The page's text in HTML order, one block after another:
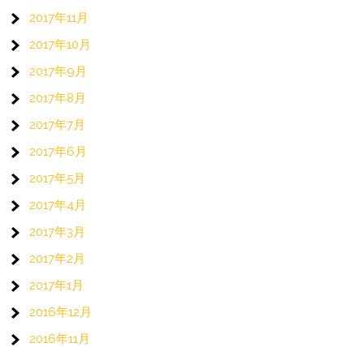
2017年11月
2017年10月
2017年9月
2017年8月
2017年7月
2017年6月
2017年5月
2017年4月
2017年3月
2017年2月
2017年1月
2016年12月
2016年11月